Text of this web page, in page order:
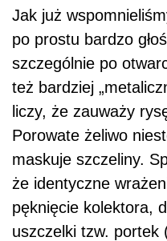
Jak już
po prostu bardzo
szczególnie po
też bardziej
liczy, że zauważy
Porowate żeliwo
maskuje szczeliny.
że identyczne
pęknięcie kolektora,
uszczelki tzw. portek